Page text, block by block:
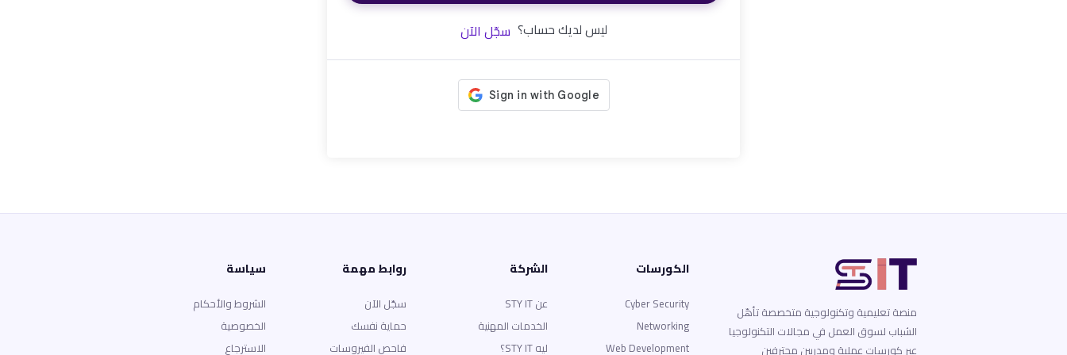
ليس لديك حساب؟ سجّل الآن
منصة تعليمية وتكنولوجية متخصصة تأهّل
الشباب لسوق العمل في مجالات التكنولوجيا
عبر كورسات عملية ومدربين محترفين
الكورسات
Cyber Security
Networking
Web Development
الشركة
عن STY IT
الخدمات المهنية
ليه STY IT؟
روابط مهمة
سجّل الآن
حماية نفسك
فاحص الفيروسات
سياسة
الشروط والأحكام
الخصوصية
الاسترجاع